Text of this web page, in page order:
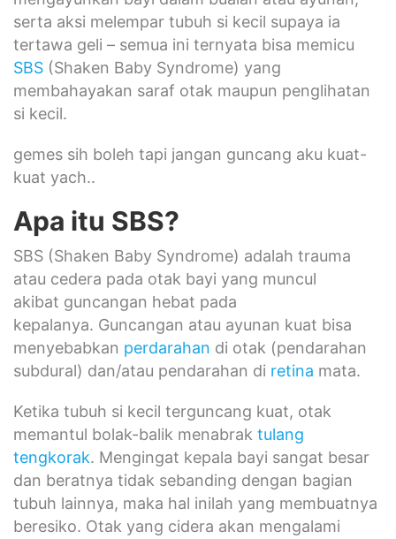
serta aksi melempar tubuh si kecil supaya ia
tertawa geli – semua ini ternyata bisa memicu
SBS (Shaken Baby Syndrome) yang
membahayakan saraf otak maupun penglihatan
si kecil.
gemes sih boleh tapi jangan guncang aku kuat-
kuat yach..
Apa itu SBS?
SBS (Shaken Baby Syndrome) adalah trauma
atau cedera pada otak bayi yang muncul
akibat guncangan hebat pada
kepalanya. Guncangan atau ayunan kuat bisa
menyebabkan perdarahan di otak (pendarahan
subdural) dan/atau pendarahan di retina mata.
Ketika tubuh si kecil terguncang kuat, otak
memantul bolak-balik menabrak tulang
tengkorak. Mengingat kepala bayi sangat besar
dan beratnya tidak sebanding dengan bagian
tubuh lainnya, maka hal inilah yang membuatnya
beresiko. Otak yang cidera akan mengalami